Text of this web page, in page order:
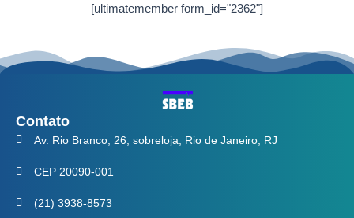
[ultimatemember form_id="2362"]
Contato
Av. Rio Branco, 26, sobreloja, Rio de Janeiro, RJ
CEP 20090-001
(21) 3938-8573